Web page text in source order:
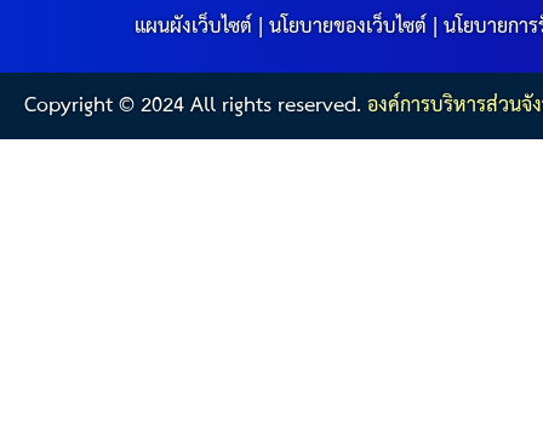
แผนผังเว็บไซต์|นโยบายของเว็บไซต์|นโยบายกา
Copyright © 2024 All rights reserved.องค์การบริหารส่วน